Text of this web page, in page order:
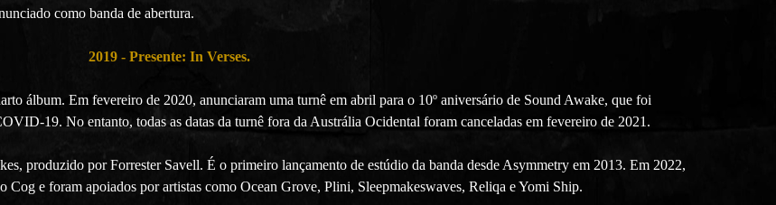
como banda de abertura.
2019 - Presente: In Verses.
álbum. Em fevereiro de 2020, anunciaram uma turnê em abril para o 10º aniversário de Sound Awake, que foi
19. No entanto, todas as datas da turnê fora da Austrália Ocidental foram canceladas em fevereiro de 2021.
produzido por Forrester Savell. É o primeiro lançamento de estúdio da banda desde Asymmetry em 2013. Em 2022,
e foram apoiados por artistas como Ocean Grove, Plini, Sleepmakeswaves, Reliqa e Yomi Ship.